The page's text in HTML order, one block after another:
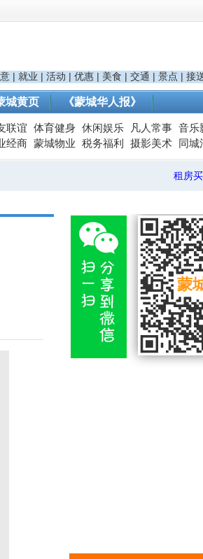
| 就业 | 活动 | 优惠 | 美食 | 交通 | 景点 | 接
城黄页 《蒙城华人报》
联谊 体育健身 休闲娱乐 凡人常事 音乐
经商 蒙城物业 税务福利 摄影美术 同城
租房